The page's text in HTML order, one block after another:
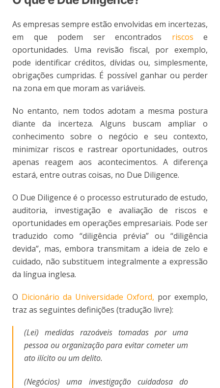
As empresas sempre estão envolvidas em incertezas,
em que podem ser encontrados riscos e
oportunidades. Uma revisão fiscal, por exemplo,
pode identificar créditos, dívidas ou, simplesmente,
obrigações cumpridas. É possível ganhar ou perder
na zona em que moram as variáveis.
No entanto, nem todos adotam a mesma postura
diante da incerteza. Alguns buscam ampliar o
conhecimento sobre o negócio e seu contexto,
minimizar riscos e rastrear oportunidades, outros
apenas reagem aos acontecimentos. A diferença
estará, entre outras coisas, no Due Diligence.
O Due Diligence é o processo estruturado de estudo,
auditoria, investigação e avaliação de riscos e
oportunidades em operações empresariais. Pode ser
traduzido como “diligência prévia” ou “diligência
devida”, mas, embora transmitam a ideia de zelo e
cuidado, não substituem integralmente a expressão
da língua inglesa.
O Dicionário da Universidade Oxford, por exemplo,
traz as seguintes definições (tradução livre):
(Lei) medidas razoáveis ​​tomadas por uma
pessoa ou organização para evitar cometer um
ato ilícito ou um delito.
(Negócios) uma investigação cuidadosa do